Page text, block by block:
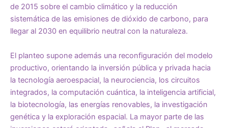
de 2015 sobre el cambio climático y la reducción
sistemática de las emisiones de dióxido de carbono, para
llegar al 2030 en equilibrio neutral con la naturaleza.
El planteo supone además una reconfiguración del modelo
productivo, orientando la inversión pública y privada hacia
la tecnología aeroespacial, la neurociencia, los circuitos
integrados, la computación cuántica, la inteligencia artificial,
la biotecnología, las energías renovables, la investigación
genética y la exploración espacial. La mayor parte de las